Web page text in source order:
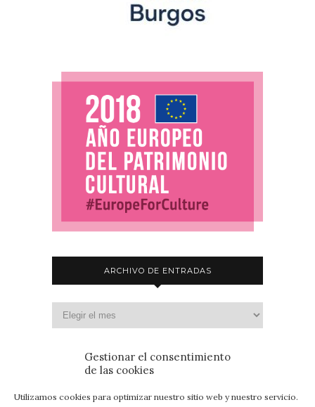
Gestionar el consentimiento
de las cookies
Utilizamos cookies para optimizar nuestro sitio web y nuestro servicio.
ARCHIVO DE ENTRADAS